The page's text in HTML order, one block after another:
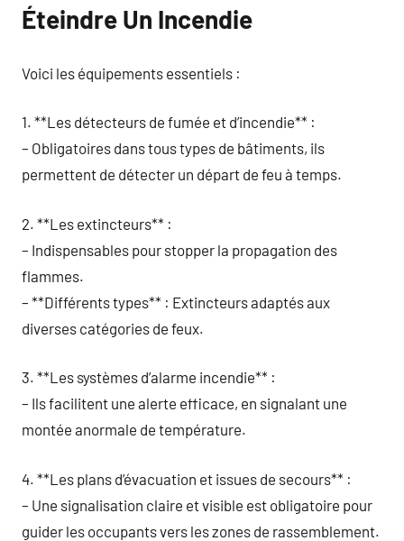
Éteindre Un Incendie
Voici les équipements essentiels :
1. **Les détecteurs de fumée et d’incendie** :
– Obligatoires dans tous types de bâtiments, ils
permettent de détecter un départ de feu à temps.
2. **Les extincteurs** :
– Indispensables pour stopper la propagation des
flammes.
– **Différents types** : Extincteurs adaptés aux
diverses catégories de feux.
3. **Les systèmes d’alarme incendie** :
– Ils facilitent une alerte efficace, en signalant une
montée anormale de température.
4. **Les plans d’évacuation et issues de secours** :
– Une signalisation claire et visible est obligatoire pour
guider les occupants vers les zones de rassemblement.